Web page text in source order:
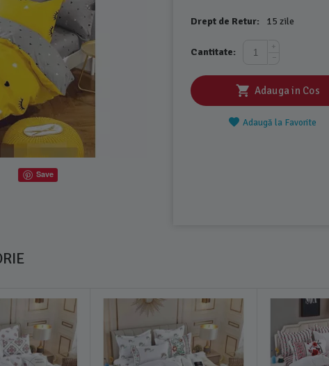
Save
Drept de Retur: 15 zile
Cantitate:
+
−
Adauga in Cos
Adaugă la Favorite